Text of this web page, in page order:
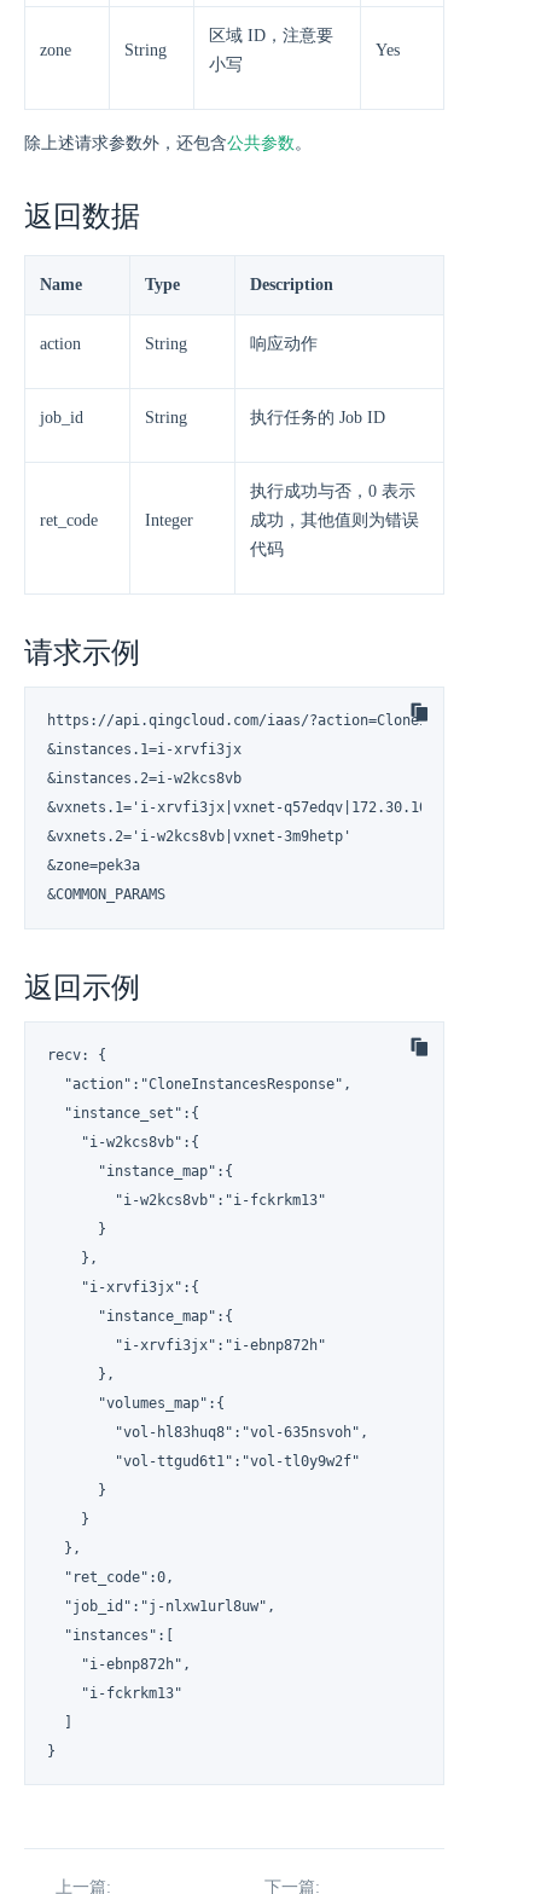
zone String
区域 ID，注意要
小写
Yes
除上述请求参数外，还包含公共参数。
返回数据
Name Type Description
action String 响应动作
job_id String 执行任务的 Job ID
ret_code Integer
执行成功与否，0 表示
成功，其他值则为错误
代码
请求示例
https://api.qingcloud.com/iaas/?action=CloneInstances
&instances.1=i-xrvfi3jx
&instances.2=i-w2kcs8vb
&vxnets.1='i-xrvfi3jx|vxnet-q57edqv|172.30.10.21'
&vxnets.2='i-w2kcs8vb|vxnet-3m9hetp'
&zone=pek3a
&COMMON_PARAMS
返回示例
recv: {
  "action":"CloneInstancesResponse",
  "instance_set":{
    "i-w2kcs8vb":{
      "instance_map":{
        "i-w2kcs8vb":"i-fckrkm13"
      }
    },
    "i-xrvfi3jx":{
      "instance_map":{
        "i-xrvfi3jx":"i-ebnp872h"
      },
      "volumes_map":{
        "vol-hl83huq8":"vol-635nsvoh",
        "vol-ttgud6t1":"vol-tl0y9w2f"
      }
    }
  },
  "ret_code":0,
  "job_id":"j-nlxw1url8uw",
  "instances":[
    "i-ebnp872h",
    "i-fckrkm13"
}
上一篇: 下一篇: